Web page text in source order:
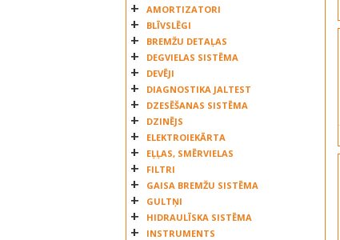
SAMPA
SCANIA
SCHMITZ CARGOBULL
SERTPLAS
TANGDE
TEMPLIN
UNIVERSAL COMPONENTS UK LTD
VW
AMORTIZATORI
BLĪVSLĒGI
BREMŽU DETAĻAS
DEGVIELAS SISTĒMA
DEVĒJI
DIAGNOSTIKA JALTEST
DZESĒŠANAS SISTĒMA
DZINĒJS
ELEKTROIEKĀRTA
EĻĻAS, SMĒRVIELAS
FILTRI
GAISA BREMŽU SISTĒMA
GULTŅI
HIDRAULĪSKA SISTĒMA
INSTRUMENTS